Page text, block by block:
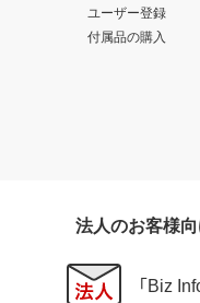
ユーザー登録
付属品の購入
法人のお客様
「Biz